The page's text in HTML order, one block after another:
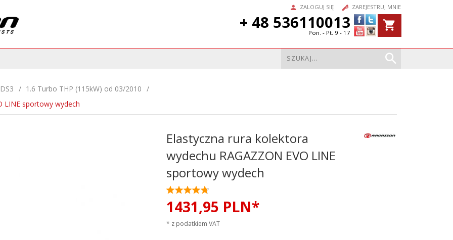
ZALOGUJ SIĘ ZAREJESTRUJ MNIE
+ 48 536110013
Pon. - Pt. 9 - 17
DS3
1.6 Turbo THP (115kW) od 03/2010
LINE sportowy wydech
Elastyczna rura kolektora
wydechu RAGAZZON EVO LINE
sportowy wydech
1431,95 PLN*
* z podatkiem VAT